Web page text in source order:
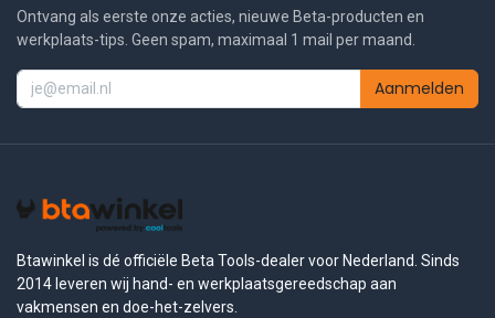
Ontvang als eerste onze acties, nieuwe Beta-producten en
werkplaats-tips. Geen spam, maximaal 1 mail per maand.
Aanmelden
Btawinkel is dé officiële Beta Tools-dealer voor Nederland. Sinds
2014 leveren wij hand- en werkplaatsgereedschap aan
vakmensen en doe-het-zelvers.